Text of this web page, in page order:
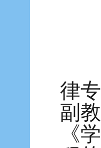
会
律
副
《